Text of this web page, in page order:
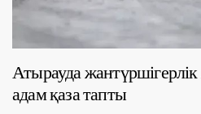
Атырауда
адам қаза тапты